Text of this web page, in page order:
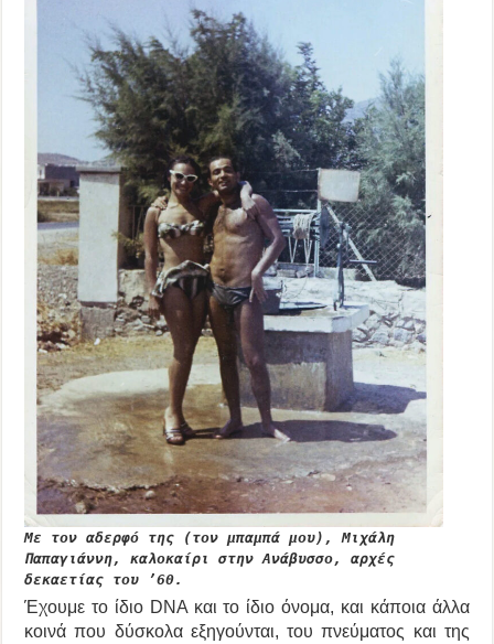
Με τον αδερφό της (τον μπαμπά μου), Μιχάλη
Παπαγιάννη, καλοκαίρι στην Ανάβυσσο, αρχές
δεκαετίας του ’60.
Έχουμε το ίδιο DNA και το ίδιο όνομα, και κάποια άλλα
κοινά που δύσκολα εξηγούνται, του πνεύματος και της